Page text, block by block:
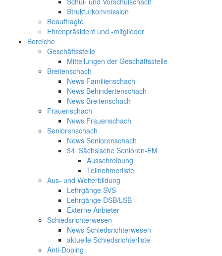
Strukturkommission
Beauftragte
Ehrenpräsident und -mitglieder
Bereiche
Geschäftsstelle
Mitteilungen der Geschäftsstelle
Breitenschach
News Familienschach
News Behindertenschach
News Breitenschach
Frauenschach
News Frauenschach
Seniorenschach
News Seniorenschach
34. Sächsische Senioren-EM
Ausschreibung
Teilnehmerliste
Aus- und Weiterbildung
Lehrgänge SVS
Lehrgänge DSB/LSB
Externe Anbieter
Schiedsrichterwesen
News Schiedsrichterwesen
aktuelle Schiedsrichterliste
Anti-Doping